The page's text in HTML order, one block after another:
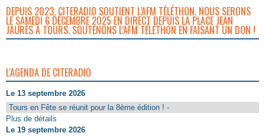
DEPUIS 2023, CITERADIO SOUTIENT L’AFM TÉLÉTHON. NOUS SERONS
LE SAMEDI 6 DÉCEMBRE 2025 EN DIRECT DEPUIS LA PLACE JEAN
JAURÈS À TOURS. SOUTENONS L’AFM TÉLÉTHON EN FAISANT UN DON !
L'AGENDA DE CITERADIO
Le 13 septembre 2026
Tours en Fête se réunit pour la 8ème édition ! -
Plus de détails
Le 19 septembre 2026